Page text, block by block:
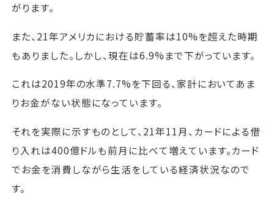
がります。
また、21年アメリカにおける貯蓄率は10%を超えた時期
もありました。しかし、現在は6.9%まで下がっています。
これは2019年の水準7.7%を下回る、家計においてあま
りお金がない状態になっています。
それを実際に示すものとして、21年11月、カードによる借
り入れは400億ドルも前月に比べて増えています。カード
でお金を消費しながら生活をしている経済状況なので
す。